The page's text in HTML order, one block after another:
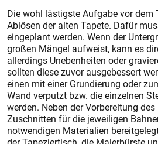
Die wohl lästigste Aufgabe vor dem
Ablösen der alten Tapete. Dafür
eingeplant werden. Wenn der
großen Mängel aufweist, kann es
allerdings Unebenheiten oder
sollten diese zuvor ausgebessert
einen mit einer Grundierung oder
Wand verputzt bzw. die einzelnen
werden. Neben der Vorbereitung
Zuschnitten für die jeweiligen
notwendigen Materialien